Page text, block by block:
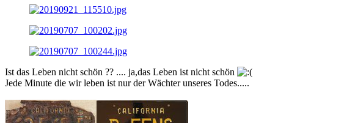
Ist das Leben nicht schön ?? .... ja,das Leben ist nicht schön
Jede Minute die wir leben ist nur der Wächter unseres Todes.....